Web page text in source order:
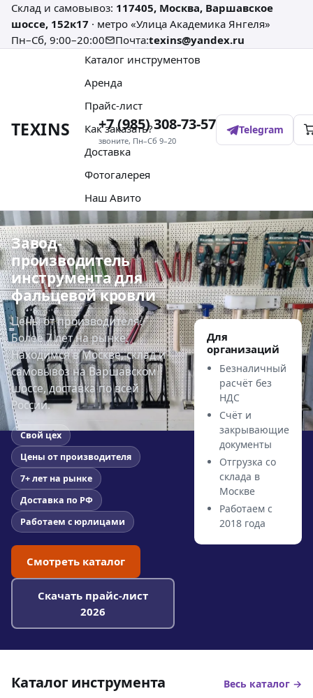
Склад и самовывоз: 117405, Москва, Варшавское
шоссе, 152к17 · метро «Улица Академика Янгеля»
Пн–Сб, 9:00–20:00
Почта:texins@yandex.ru
TEXINS
Каталог инструментов
Аренда
Прайс-лист
Как заказать?
Доставка
Фотогалерея
Наш Авито
+7 (985) 308-73-57
звоните, Пн–Сб 9–20
Telegram
Завод-
производитель
инструмента для
фальцевой кровли
Цены от производителя.
Более 7 лет на рынке.
Находимся в Москве, склад и
самовывоз на Варшавском
шоссе, доставка по всей
России.
Свой цех
Цены от производителя
7+ лет на рынке
Доставка по РФ
Работаем с юрлицами
Смотреть каталог
Скачать прайс-лист
2026
Для
организаций
Безналичный
расчёт без
НДС
Счёт и
закрывающие
документы
Отгрузка со
склада в
Москве
Работаем с
2018 года
Каталог инструмента Весь каталог →